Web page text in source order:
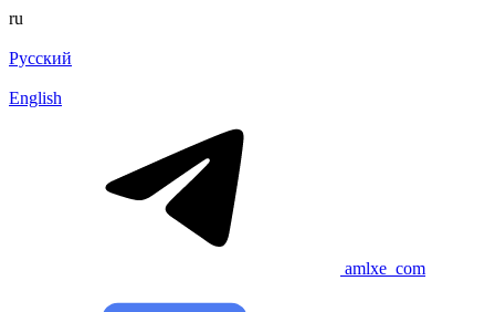
ru
Русский
English
amlxe_com